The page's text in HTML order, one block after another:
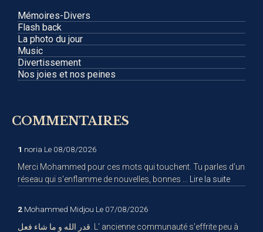
Mémoires-Divers
Flash back
La photo du jour
Music
Divertissement
Nos joies et nos peines
COMMENTAIRES
1 noria Le 08/08/2026
Merci Mohammed pour ces mots qui touchent. Tu parles d'un
réseau qui s'enflamme de nouvelles, bonnes ...
Lire la suite
2 Mohammed Midjou Le 07/08/2026
قدر الله و ما شاء فعل. L' ancienne communauté s'effrite peu à